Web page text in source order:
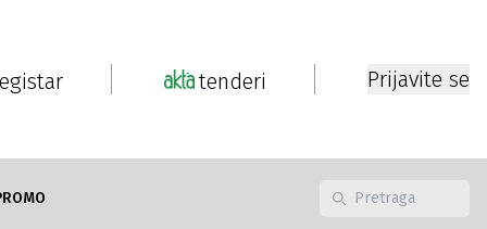
tenderi Prijavite se